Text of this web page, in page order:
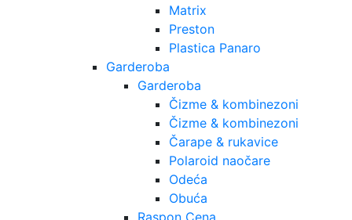
Matrix
Preston
Plastica Panaro
Garderoba
Garderoba
Čizme & kombinezoni
Čizme & kombinezoni
Čarape & rukavice
Polaroid naočare
Odeća
Obuća
Raspon Cena